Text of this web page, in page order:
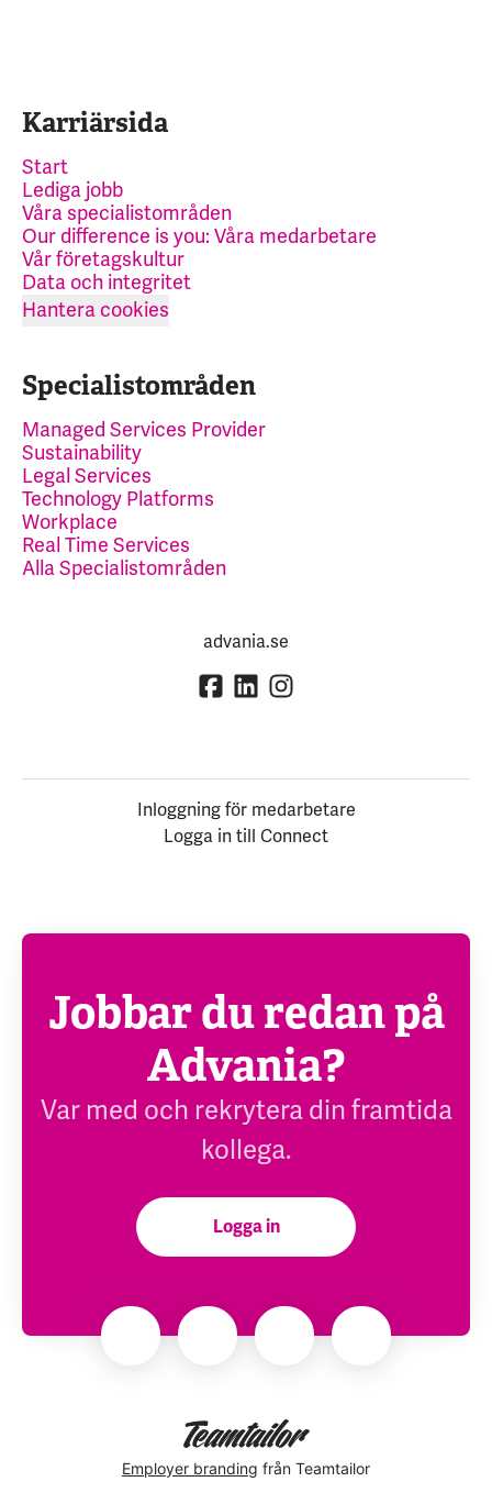
Karriärsida
Start
Lediga jobb
Våra specialistområden
Our difference is you: Våra medarbetare
Vår företagskultur
Data och integritet
Hantera cookies
Specialistområden
Managed Services Provider
Sustainability
Legal Services
Technology Platforms
Workplace
Real Time Services
Alla Specialistområden
advania.se
Inloggning för medarbetare
Logga in till Connect
Jobbar du redan på
Advania?
Var med och rekrytera din framtida
kollega.
Logga in
Employer branding från Teamtailor